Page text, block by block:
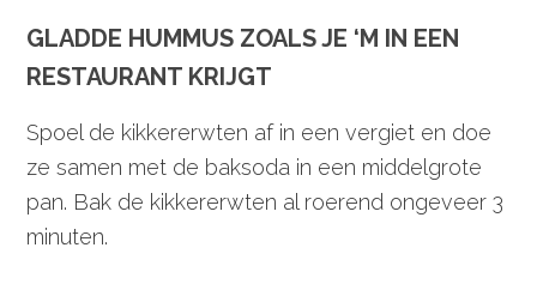
GLADDE HUMMUS ZOALS JE ‘M IN EEN
RESTAURANT KRIJGT
Spoel de kikkererwten af in een vergiet en doe
ze samen met de baksoda in een middelgrote
pan. Bak de kikkererwten al roerend ongeveer 3
minuten.